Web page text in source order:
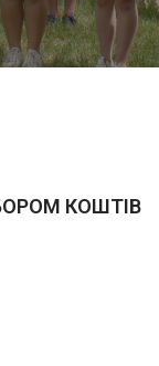
КОШТІВ